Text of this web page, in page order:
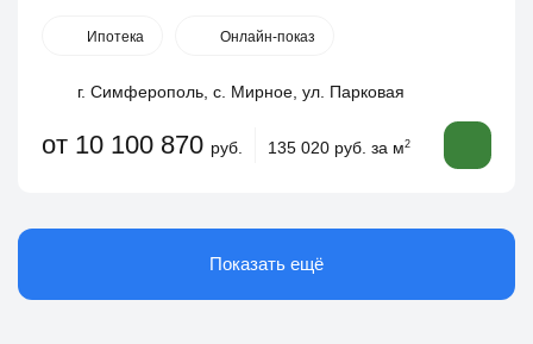
Ипотека Онлайн-показ
г. Симферополь, с. Мирное, ул. Парковая
от 10 100 870 руб. 135 020 руб. за м2
Показать ещё